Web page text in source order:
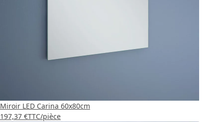
Miroir LED Carina 60x80cm
197,37 €TTC/pièce